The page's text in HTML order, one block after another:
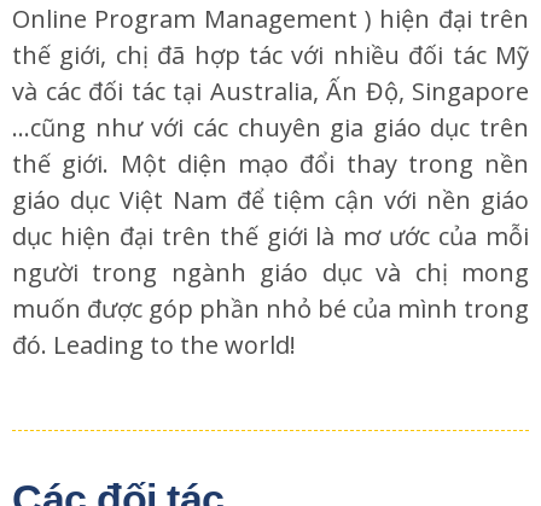
Online Program Management ) hiện đại trên
thế giới, chị đã hợp tác với nhiều đối tác Mỹ
và các đối tác tại Australia, Ấn Độ, Singapore
…cũng như với các chuyên gia giáo dục trên
thế giới. Một diện mạo đổi thay trong nền
giáo dục Việt Nam để tiệm cận với nền giáo
dục hiện đại trên thế giới là mơ ước của mỗi
người trong ngành giáo dục và chị mong
muốn được góp phần nhỏ bé của mình trong
đó. Leading to the world!